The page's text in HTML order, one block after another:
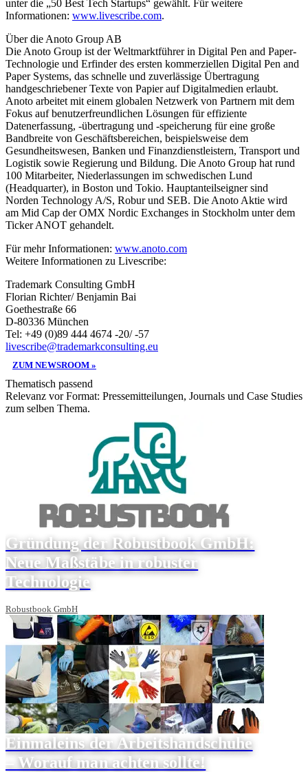
unter die „50 Best Tech Startups“ gewählt. Für weitere
Informationen: www.livescribe.com.
Über die Anoto Group AB
Die Anoto Group ist der Weltmarktführer in Digital Pen and Paper-
Technologie und Erfinder des ersten kommerziellen Digital Pen and
Paper Systems, das schnelle und zuverlässige Übertragung
handgeschriebener Texte von Papier auf Digitalmedien erlaubt.
Anoto arbeitet mit einem globalen Netzwerk von Partnern mit dem
Fokus auf benutzerfreundlichen Lösungen für effiziente
Datenerfassung, -übertragung und -speicherung für eine große
Bandbreite von Geschäftsbereichen, beispielsweise dem
Gesundheitswesen, Banken und Finanzdienstleistern, Transport und
Logistik sowie Regierung und Bildung. Die Anoto Group hat rund
100 Mitarbeiter, Niederlassungen im schwedischen Lund
(Headquarter), in Boston und Tokio. Hauptanteilseigner sind
Norden Technology A/S, Robur und SEB. Die Anoto Aktie wird
am Mid Cap der OMX Nordic Exchanges in Stockholm unter dem
Ticker ANOT gehandelt.
Für mehr Informationen: www.anoto.com
Weitere Informationen zu Livescribe:
Trademark Consulting GmbH
Florian Richter/ Benjamin Bai
Goethestraße 66
D-80336 München
Tel: +49 (0)89 444 4674 -20/ -57
livescribe@trademarkconsulting.eu
ZUM NEWSROOM »
Thematisch passend
Relevanz vor Format: Pressemitteilungen, Journals und Case Studies
zum selben Thema.
Gründung der Robustbook GmbH:
Neue Maßstäbe in robuster
Technologie
Robustbook GmbH
Einmaleins der Arbeitshandschuhe
– Worauf man achten sollte!